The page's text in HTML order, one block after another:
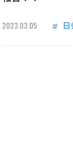
2023.03.05